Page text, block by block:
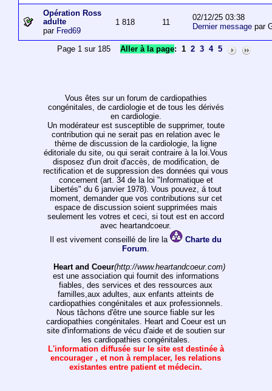
Opération Ross
adulte
par Fred69
1 818 11
02/12/25 03:38
Dernier messagepar
Page 1 sur 185Aller à la page: 1 2 3 4 5
Vous êtes sur un forum de cardiopathies
congénitales, de cardiologie et de tous les dérivés
en cardiologie.
Un modérateur est susceptible de supprimer, toute
contribution qui ne serait pas en relation avec le
thème de discussion de la cardiologie, la ligne
éditoriale du site, ou qui serait contraire à la loi.Vous
disposez d'un droit d'accès, de modification, de
rectification et de suppression des données qui vous
concernent (art. 34 de la loi "Informatique et
Libertés" du 6 janvier 1978). Vous pouvez, á tout
moment, demander que vos contributions sur cet
espace de discussion soient supprimées mais
seulement les votres et ceci, si tout est en accord
avec heartandcoeur.
Il est vivement conseillé de lire la
Charte du
Forum.
Heart and Coeur(http://www.heartandcoeur.com)
est une association qui fournit des informations
fiables, des services et des ressources aux
familles,aux adultes, aux enfants atteints de
cardiopathies congénitales et aux professionnels.
Nous tâchons d'être une source fiable sur les
cardiopathies congénitales. Heart and Coeur est un
site d'informations de vécu d'aide et de soutien sur
les cardiopathies congénitales.
L'information diffusée sur le site est destinée à
encourager , et non à remplacer, les relations
existantes entre patient et médecin.